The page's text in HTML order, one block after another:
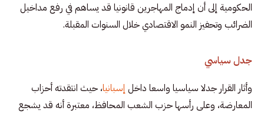
الحكومية إلى أن إدماج المهاجرين قانونيا قد يساهم في رفع مداخيل
الضرائب وتحفيز النمو الاقتصادي خلال السنوات المقبلة.
جدل سياسي
وأثار القرار جدلا سياسيا واسعا داخل إسبانيا، حيث انتقدته أحزاب
المعارضة، وعلى رأسها حزب الشعب المحافظ، معتبرة أنه قد يشجع